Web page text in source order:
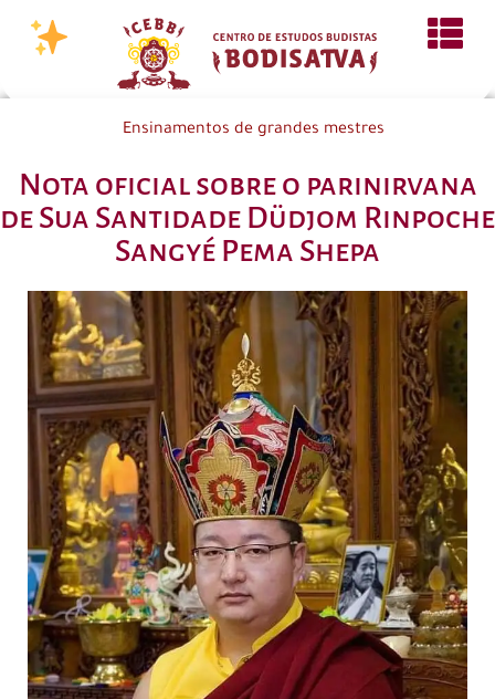
Ensinamentos de grandes mestres
Nota oficial sobre o parinirvana
de Sua Santidade Düdjom Rinpoche
Sangyé Pema Shepa